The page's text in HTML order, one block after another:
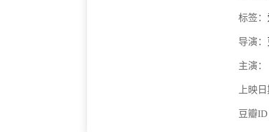
标签：
导演：
主演：
上映
豆瓣